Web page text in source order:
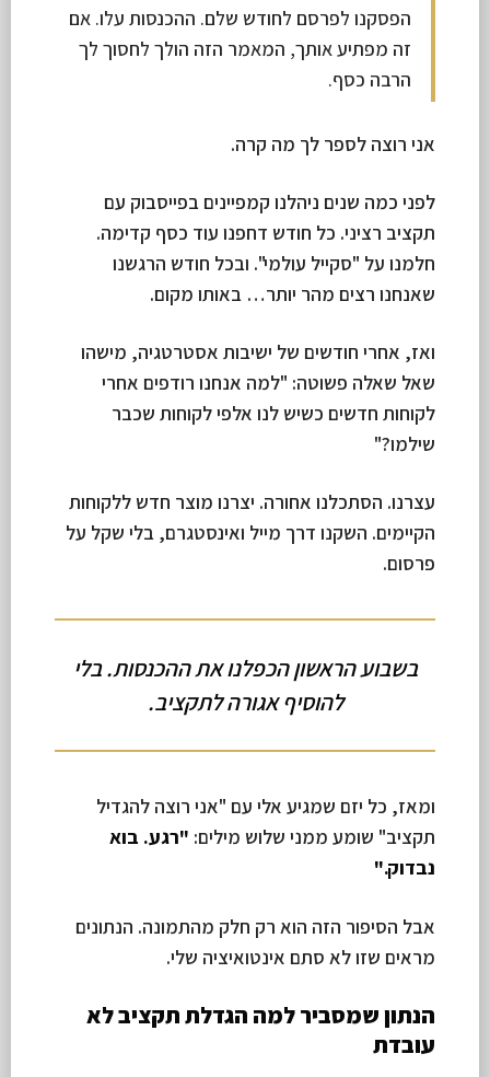
הפסקנו לפרסם לחודש שלם. ההכנסות עלו. אם
זה מפתיע אותך, המאמר הזה הולך לחסוך לך
הרבה כסף.
אני רוצה לספר לך מה קרה.
לפני כמה שנים ניהלנו קמפיינים בפייסבוק עם
תקציב רציני. כל חודש דחפנו עוד כסף קדימה.
חלמנו על "סקייל עולמי". ובכל חודש הרגשנו
שאנחנו רצים מהר יותר… באותו מקום.
ואז, אחרי חודשים של ישיבות אסטרטגיה, מישהו
שאל שאלה פשוטה: "למה אנחנו רודפים אחרי
לקוחות חדשים כשיש לנו אלפי לקוחות שכבר
שילמו?"
עצרנו. הסתכלנו אחורה. יצרנו מוצר חדש ללקוחות
הקיימים. השקנו דרך מייל ואינסטגרם, בלי שקל על
פרסום.
בשבוע הראשון הכפלנו את ההכנסות. בלי
להוסיף אגורה לתקציב.
ומאז, כל יזם שמגיע אלי עם "אני רוצה להגדיל
תקציב" שומע ממני שלוש מילים: "רגע. בוא
נבדוק."
אבל הסיפור הזה הוא רק חלק מהתמונה. הנתונים
מראים שזו לא סתם אינטואיציה שלי.
הנתון שמסביר למה הגדלת תקציב לא
עובדת